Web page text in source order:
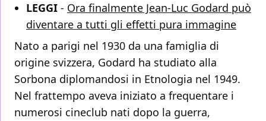
LEGGI - Ora finalmente Jean-Luc Godard può
diventare a tutti gli effetti pura immagine
Nato a parigi nel 1930 da una famiglia di
origine svizzera, Godard ha studiato alla
Sorbona diplomandosi in Etnologia nel 1949.
Nel frattempo aveva iniziato a frequentare i
numerosi cineclub nati dopo la guerra,